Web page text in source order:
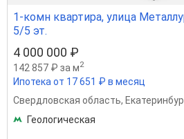
1-комн квартира, улица
5/5 эт.
4 000 000 ₽
142 857 ₽ за м2
Ипотека от 17 651 ₽ в месяц
Свердловская область,
Геологическая